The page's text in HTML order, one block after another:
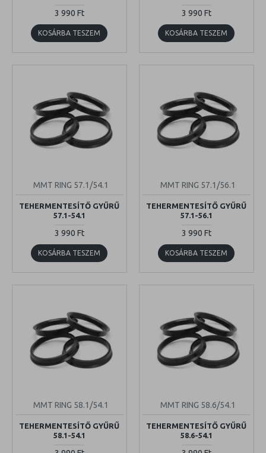
3 990 Ft
KOSÁRBA TESZEM
3 990 Ft
KOSÁRBA TESZEM
MMT RING 57.1/54.1
TEHERMENTESÍTŐ GYŰRŰ
57.1-54.1
3 990 Ft
KOSÁRBA TESZEM
MMT RING 57.1/56.1
TEHERMENTESÍTŐ GYŰRŰ
57.1-56.1
3 990 Ft
KOSÁRBA TESZEM
MMT RING 58.1/54.1
TEHERMENTESÍTŐ GYŰRŰ
58.1-54.1
MMT RING 58.6/54.1
TEHERMENTESÍTŐ GYŰRŰ
58.6-54.1